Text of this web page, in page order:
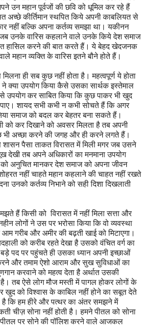
उन महान पूर्वजों की छवि को धूमिल कर रहे हैं
अच्छे कीर्तिमान स्थपित किये अपनी काबलियत से
नहीं बल्कि अपना कर्तव्य समझा था। यकीनन
जब उनके वारिस कहलाने वाले उनके किये देश समाज
हासिल करने की बात करते हैं। ये बेहद खेदजनक
महान व्यक्ति के वारिस इतने बौने होते हैं।
ही सब कुछ नहीं होता है। महत्वपूर्ण ये होता
क्या उपयोग किया कैसे उसका सार्थक इस्तेमाल
उपयोग कर साबित किया कि कुछ पाकर भी खुद
पाए। शायद सभी कभी न कभी सोचते हैं कि अगर
समाज को बदल कर बेहतर बना सकते हैं।
को कर दिखाने को अवसर मिलता है तब अपनी
भी अच्छा करने की जगह और ही करने लगते हैं।
शासन पैसा ताकत विरासत में मिली मगर जब उसने
देखी तब अपने अधिकारों का मनमाना उपयोग
अनुचित मानकर देश समाज को अपना जीवन
नहीं चाहते महान कहलाने की चाहत नहीं रखते
उनको कर्तव्य निभाने को सही दिशा दिखलाती
हैं किसी को विरासत में नहीं मिला सत्ता और
लोगों ने उस पर भरोसा किया कि वो व्यवस्था
गरीब और अमीर की बढ़ती खाई को मिटाएगा।
को करीब रहते देखा है उसको वंचित वर्ग का
पद पर पहुंचते ही उसका ध्यान अपनी इच्छाओं
और तमाम ऐशो आराम और सुख सुविधाओं का
करवाने को महत्व देता है अर्थात उसकी
है। तब ऐसे लोग मौज मस्ती में पागल होकर लोगों के
खुद को विश्वास के काबिल नहीं होने का सबूत देते
है कि हम हीरे और पत्थर का अंतर समझने में
चीज़ सोना नहीं होती है। हमने पीतल को सोना
पर सोने की पॉलिश करने वाले आजकल